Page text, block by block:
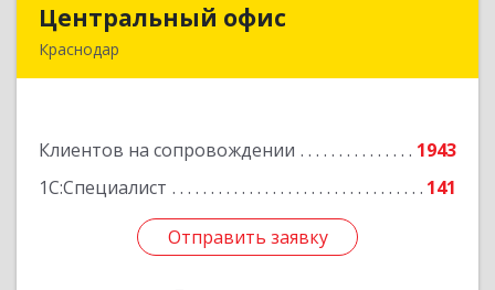
Центральный офис
Краснодар
Клиентов на сопровождении
1943
1С:Специалист
141
Отправить заявку
Центральный офис
Подробнее
Отправить заявку